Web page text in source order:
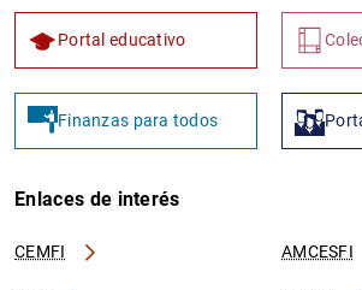
Portal educativo
Finanzas para todos
Enlaces de interés
CEMFI AMCESFI